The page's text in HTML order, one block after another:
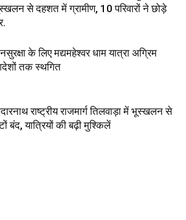
से दहशत में ग्रामीण, 10 परिवारों ने छोड़े
के लिए मद्यमहेश्वर धाम यात्रा अग्रिम
तक स्थगित
राष्ट्रीय राजमार्ग तिलवाड़ा में भूस्खलन से
बंद, यात्रियों की बढ़ी मुश्किलें